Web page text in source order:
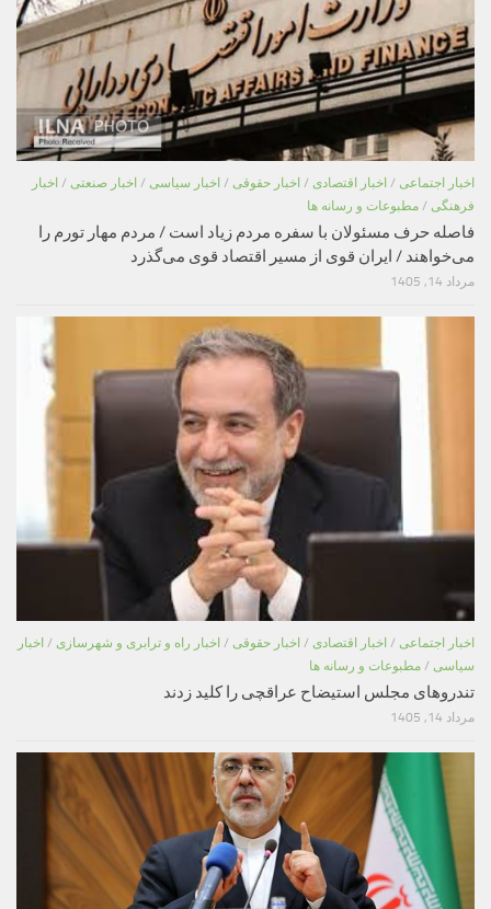
اخبار اجتماعی / اخبار اقتصادی / اخبار حقوقی / اخبار سیاسی / اخبار صنعتی / اخبار
فرهنگی / مطبوعات و رسانه ها
فاصله حرف مسئولان با سفره مردم زیاد است / مردم مهار تورم را
می‌خواهند / ایران قوی از مسیر اقتصاد قوی می‌گذرد
مرداد 14, 1405
اخبار اجتماعی / اخبار اقتصادی / اخبار حقوقی / اخبار راه و ترابری و شهرسازی / اخبار
سیاسی / مطبوعات و رسانه ها
تندروهای مجلس استیضاح عراقچی را کلید زدند
مرداد 14, 1405